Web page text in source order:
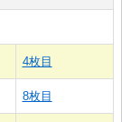
4枚目
8枚目